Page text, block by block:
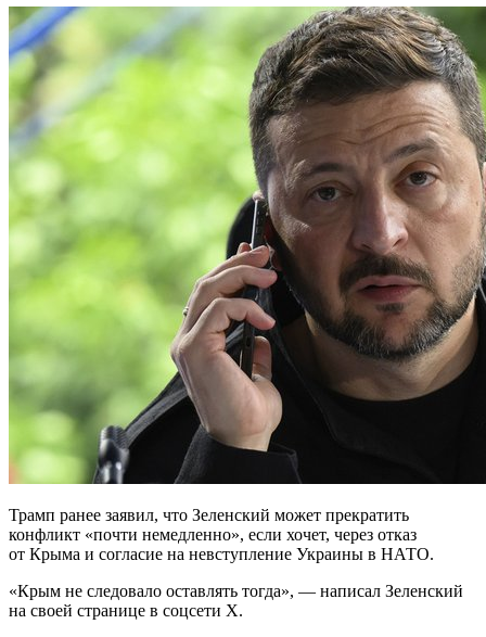
Трамп ранее заявил, что Зеленский может прекратить
конфликт «почти немедленно», если хочет, через отказ
от Крыма и согласие на невступление Украины в НАТО.
«Крым не следовало оставлять тогда», — написал Зеленский
на своей странице в соцсети Х.